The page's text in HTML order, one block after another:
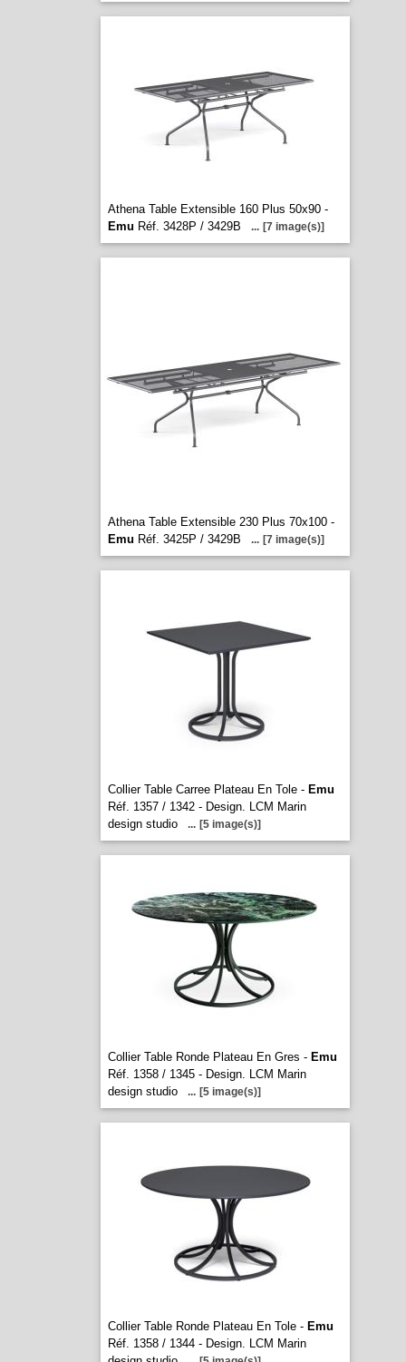
Athena Table Extensible 160 Plus 50x90 -
Emu Réf. 3428P / 3429B ... [7 image(s)]
Athena Table Extensible 230 Plus 70x100 -
Emu Réf. 3425P / 3429B ... [7 image(s)]
Collier Table Carree Plateau En Tole - Emu
Réf. 1357 / 1342 - Design. LCM Marin
design studio
... [5 image(s)]
Collier Table Ronde Plateau En Gres - Emu
Réf. 1358 / 1345 - Design. LCM Marin
design studio
... [5 image(s)]
Collier Table Ronde Plateau En Tole - Emu
Réf. 1358 / 1344 - Design. LCM Marin